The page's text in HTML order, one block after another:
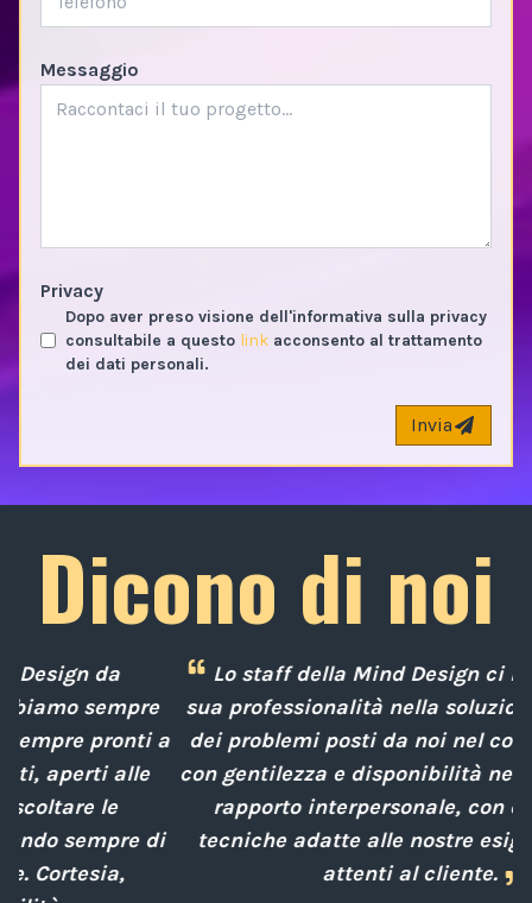
Messaggio
Privacy
Dopo aver preso visione dell'informativa sulla privacy
consultabile a questo link acconsento al trattamento
dei dati personali.
Invia
Dicono di noi
Lo staff della Mind Design ci ha mostrato la
sua professionalità nella soluzione tempestiva
dei problemi posti da noi nel corso degli anni,
con gentilezza e disponibilità nella gestione del
rapporto interpersonale, con competenze
tecniche adatte alle nostre esigenze sempre
attenti al cliente.